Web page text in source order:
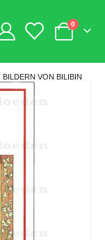
Warenkorb
0 Artikel
VON BILIBIN